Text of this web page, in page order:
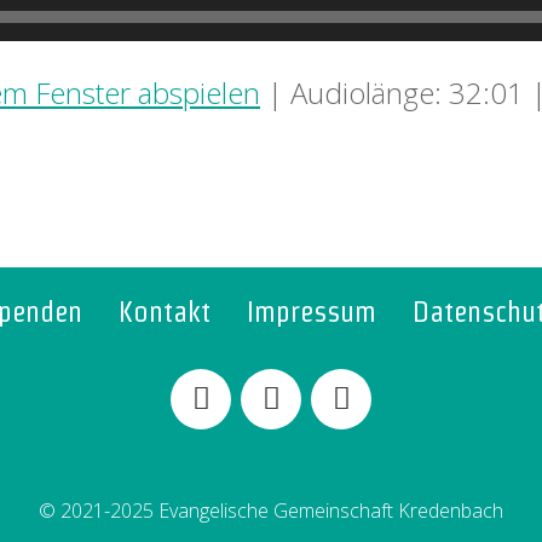
Fenster abspielen | Audiolänge: 32:01 |
Kontakt Impressum
© 2021-2025 Evangelische Gemeinschaft Kredenbach